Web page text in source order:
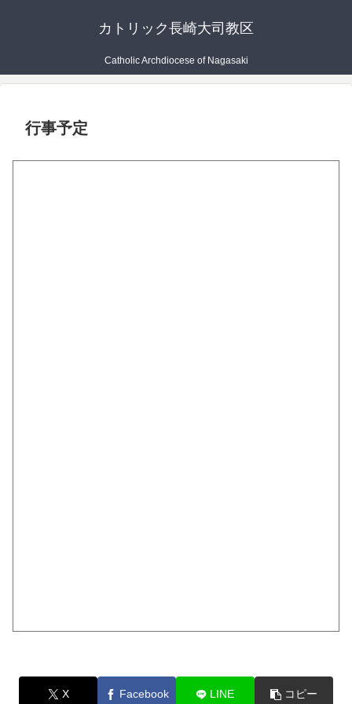
カトリック長崎大司教区
Catholic Archdiocese of Nagasaki
行事予定
X Facebook LINE コピー